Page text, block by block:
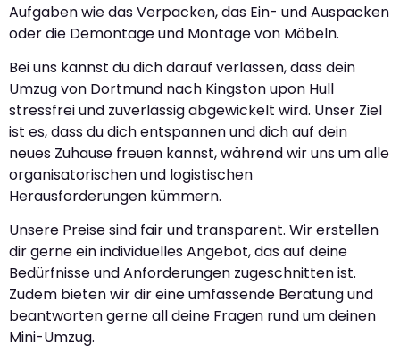
Aufgaben wie das Verpacken, das Ein- und Auspacken
oder die Demontage und Montage von Möbeln.
Bei uns kannst du dich darauf verlassen, dass dein
Umzug von Dortmund nach Kingston upon Hull
stressfrei und zuverlässig abgewickelt wird. Unser Ziel
ist es, dass du dich entspannen und dich auf dein
neues Zuhause freuen kannst, während wir uns um alle
organisatorischen und logistischen
Herausforderungen kümmern.
Unsere Preise sind fair und transparent. Wir erstellen
dir gerne ein individuelles Angebot, das auf deine
Bedürfnisse und Anforderungen zugeschnitten ist.
Zudem bieten wir dir eine umfassende Beratung und
beantworten gerne all deine Fragen rund um deinen
Mini-Umzug.